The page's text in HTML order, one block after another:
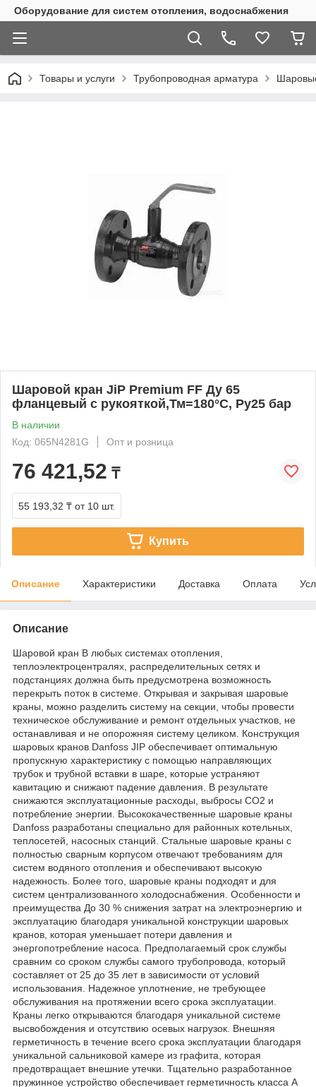
Оборудование для систем отопления, водоснабжения
Товары и услуги Трубопроводная арматура
Шаровой кран JiP Premium FF Ду 65
фланцевый с рукояткой,Тм=180°С, Ру25 бар
В наличии
Код: 065N4281G
Опт и розница
76 421,52 ₸
55 193,32 ₸ от 10 шт.
Купить
Описание Характеристики Доставка Оплата
Описание
Шаровой кран В любых системах отопления,
теплоэлектроцентралях, распределительных сетях и
подстанциях должна быть предусмотрена возможность
перекрыть поток в системе. Открывая и закрывая шаровые
краны, можно разделить систему на секции, чтобы провести
техническое обслуживание и ремонт отдельных участков, не
останавливая и не опорожняя систему целиком. Конструкция
шаровых кранов Danfoss JIP обеспечивает оптимальную
пропускную характеристику с помощью направляющих
трубок и трубной вставки в шаре, которые устраняют
кавитацию и снижают падение давления. В результате
снижаются эксплуатационные расходы, выбросы CO2 и
потребление энергии. Высококачественные шаровые краны
Danfoss разработаны специально для районных котельных,
теплосетей, насосных станций. Стальные шаровые краны с
полностью сварным корпусом отвечают требованиям для
систем водяного отопления и обеспечивают высокую
надежность. Более того, шаровые краны подходят и для
систем централизованного холодоснабжения. Особенности и
преимущества До 30 % снижения затрат на электроэнергию и
эксплуатацию благодаря уникальной конструкции шаровых
кранов, которая уменьшает потери давления и
энергопотребление насоса. Предполагаемый срок службы
сравним со сроком службы самого трубопровода, который
составляет от 25 до 35 лет в зависимости от условий
использования. Надежное уплотнение, не требующее
обслуживания на протяжении всего срока эксплуатации.
Краны легко открываются благодаря уникальной системе
высвобождения и отсутствию осевых нагрузок. Внешняя
герметичность в течение всего срока эксплуатации благодаря
уникальной сальниковой камере из графита, которая
предотвращает внешние утечки. Тщательно разработанное
пружинное устройство обеспечивает герметичность класса А